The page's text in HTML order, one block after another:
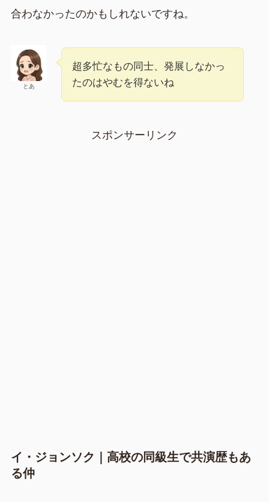
合わなかったのかもしれないですね。
とあ
超多忙なもの同士、発展しなかっ
たのはやむを得ないね
スポンサーリンク
イ・ジョンソク｜高校の同級生で共演歴もあ
る仲